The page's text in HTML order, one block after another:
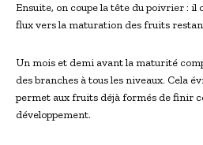
Ensuite, on coupe la tête du poivrier : il
flux vers la maturation des fruits
Un mois et demi avant la maturité
des branches à tous les niveaux. Cela
permet aux fruits déjà formés de finir
développement.